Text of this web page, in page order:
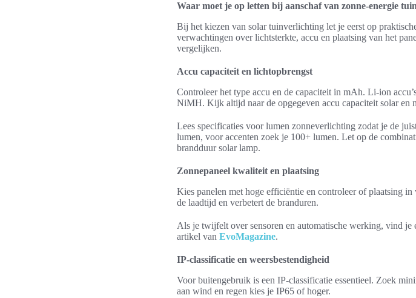
Waar moet je op letten bij aanschaf van zonne-energie
Bij het kiezen van solar tuinverlichting let je eerst op
verwachtingen over lichtsterkte, accu en plaatsing van het
vergelijken.
Accu capaciteit en lichtopbrengst
Controleer het type accu en de capaciteit in mAh. Li-ion
NiMH. Kijk altijd naar de opgegeven accu capaciteit solar en
Lees specificaties voor lumen zonneverlichting zodat je de
lumen, voor accenten zoek je 100+ lumen. Let op de
brandduur solar lamp.
Zonnepaneel kwaliteit en plaatsing
Kies panelen met hoge efficiëntie en controleer of plaatsing
de laadtijd en verbetert de branduren.
Als je twijfelt over sensoren en automatische werking, vind
artikel van EvoMagazine.
IP-classificatie en weersbestendigheid
Voor buitengebruik is een IP-classificatie essentieel. Zoek
aan wind en regen kies je IP65 of hoger.